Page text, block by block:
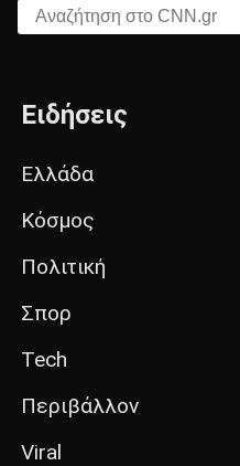
Αναζήτηση στο CNN.gr
Ειδήσεις
Ελλάδα
Κόσμος
Πολιτική
Σπορ
Tech
Περιβάλλον
Viral